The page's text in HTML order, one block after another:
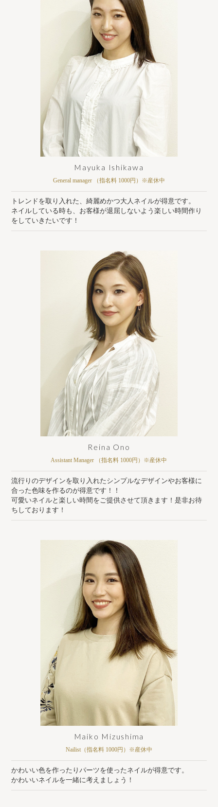
Mayuka Ishikawa
General manager （指名料 1000円）※産休中
トレンドを取り入れた、綺麗めかつ大人ネイルが得意です。
ネイルしている時も、お客様が退屈しないよう楽しい時間作り
をしていきたいです！
Reina Ono
Assistant Manager （指名料 1000円）※産休中
流行りのデザインを取り入れたシンプルなデザインやお客様に
合った色味を作るのが得意です！！
可愛いネイルと楽しい時間をご提供させて頂きます！是非お待
ちしております！
Maiko Mizushima
Nailist（指名料 1000円）※産休中
かわいい色を作ったりパーツを使ったネイルが得意です。
かわいいネイルを一緒に考えましょう！